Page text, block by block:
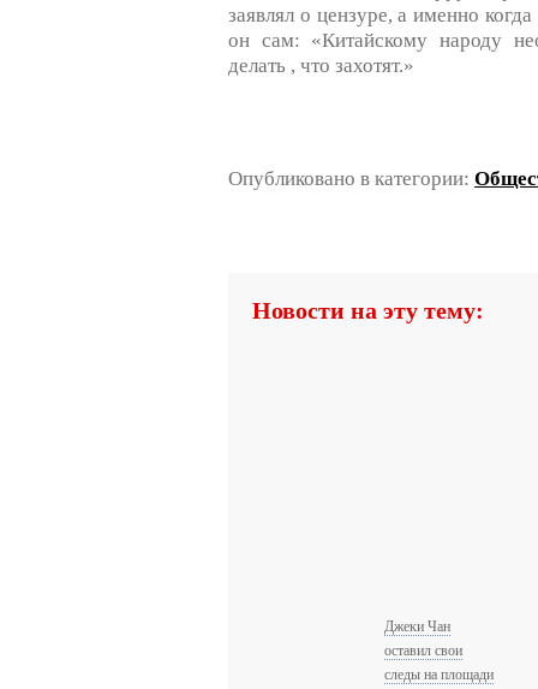
заявлял о цензуре, а именно
он сам: «Китайскому народу
делать , что захотят.»
Опубликовано в категории:
Новости на эту тему:
Джеки Чан
оставил свои
следы на площади